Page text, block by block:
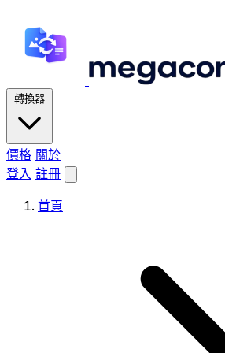
轉換器
價格 關於
登入 註冊
首頁